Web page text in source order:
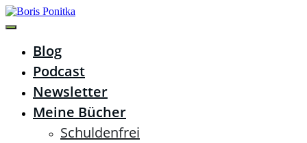
Zum
Inhalt
Boris Ponitka
Wachstum
Blog
Podcast
Newsletter
Meine Bücher
Schuldenfrei